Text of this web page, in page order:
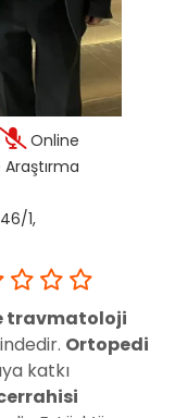
Online
1,
travmatoloji
Ortopedi
katkı